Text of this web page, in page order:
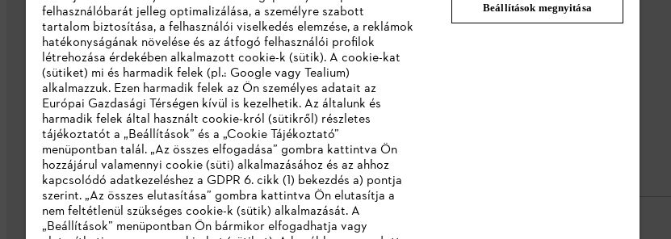
Vállalat
Rólunk
Katalógus letöltése
Visszaélés bejelentés
STIHL GYIK
felhasználóbarát jelleg optimalizálása, a személyre szabott
tartalom biztosítása, a felhasználói viselkedés elemzése, a reklámok
hatékonyságának növelése és az átfogó felhasználói profilok
létrehozása érdekében alkalmazott cookie-k (sütik). A cookie-kat
(sütiket) mi és harmadik felek (pl.: Google vagy Tealium)
alkalmazzuk. Ezen harmadik felek az Ön személyes adatait az
Európai Gazdasági Térségen kívül is kezelhetik. Az általunk és
harmadik felek által használt cookie-król (sütikről) részletes
tájékoztatót a „Beállítások” és a „Cookie Tájékoztató”
menüpontban talál. „Az összes elfogadása” gombra kattintva Ön
hozzájárul valamennyi cookie (süti) alkalmazásához és az ahhoz
kapcsolódó adatkezeléshez a GDPR 6. cikk (1) bekezdés a) pontja
szerint. „Az összes elutasítása” gombra kattintva Ön elutasítja a
nem feltétlenül szükséges cookie-k (sütik) alkalmazását. A
„Beállítások” menüpontban Ön bármikor elfogadhatja vagy
Beállítások megnyitása